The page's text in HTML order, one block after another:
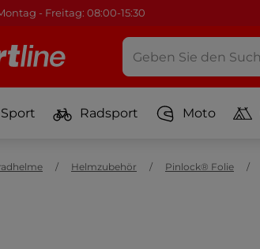
- Freitag: 08:00-15:30
Sport Radsport Moto
Helmzubehör Pinlock® Folie